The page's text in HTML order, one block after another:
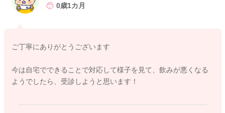
るように、鼻吸いで鼻水を取ってあげたり、お部屋の加湿をな
鼻科でご相談なさった方が安心かと思います。
0歳1カ月
ご丁寧にありがとうございます
今は自宅でできることで対応して様子を見て、飲みが悪くなる
ようでしたら、受診しようと思います！